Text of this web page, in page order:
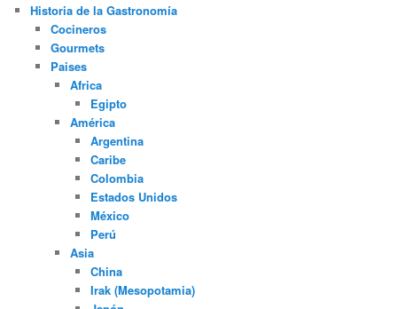
Historia de la Gastronomía
Cocineros
Gourmets
Paises
Africa
Egipto
América
Argentina
Caribe
Colombia
Estados Unidos
México
Perú
Asia
China
Irak (Mesopotamia)